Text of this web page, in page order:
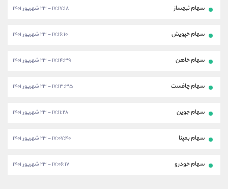
سهام ثبهساز ۱۷:۱۷:۱۸ - ۲۳ شهریور ۱۴۰۱
سهام خپویش ۱۷:۱۶:۱۰ - ۲۳ شهریور ۱۴۰۱
سهام خاهن ۱۷:۱۴:۳۹ - ۲۳ شهریور ۱۴۰۱
سهام چافست ۱۷:۱۳:۳۵ - ۲۳ شهریور ۱۴۰۱
سهام جوین ۱۷:۱۱:۲۸ - ۲۳ شهریور ۱۴۰۱
سهام بمپنا ۱۷:۰۷:۴۰ - ۲۳ شهریور ۱۴۰۱
سهام خودرو ۱۷:۰۶:۱۷ - ۲۳ شهریور ۱۴۰۱